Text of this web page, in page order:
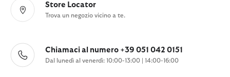
Store Locator
Trova un negozio vicino a te.
Chiamaci al numero +39 051 042 0151
Dal lunedì al venerdì: 10:00-13:00 | 14:00-16:00